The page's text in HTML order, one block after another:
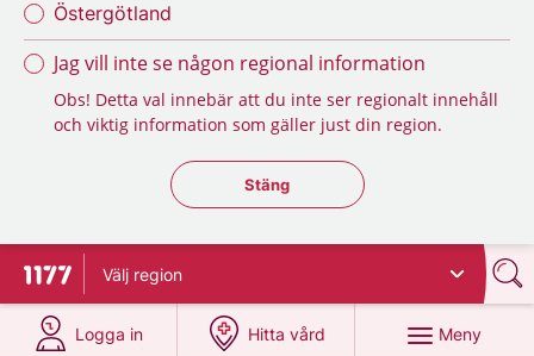
Östergötland
Jag vill inte se någon regional information
Obs! Detta val innebär att du inte ser regionalt innehåll
och viktig information som gäller just din region.
Stäng regionsväljaren
Stäng
Till startsidan för 1177
Välj region
Logga in
på 1177.se
Hitta vård
på 1177.se
Meny